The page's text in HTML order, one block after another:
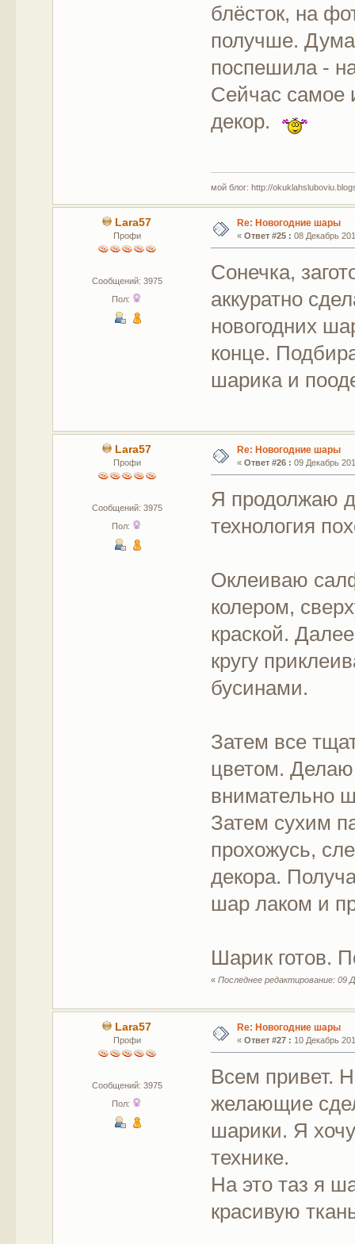
блёсток, на
получше.
поспешила -
Сейчас самое
декор.
мой блог: http://
Lara57
Профи
Сообщений: 3975
Пол:
Re: Новогодние шары
« Ответ #25 : 08 Декабрь
Сонечка,
аккуратно
новогодних
конце.
шарика и
Lara57
Профи
Сообщений: 3975
Пол:
Re: Новогодние шары
« Ответ #26 : 09 Декабрь
Я продолжаю
технология
Оклеиваю
колером,
краской.
кругу
бусинами.
Затем все
цветом. Делаю
внимательно
Затем сухим
прохожусь,
декора.
шар лаком и
Шарик готов.
«Последнее редактирование: 09
Lara57
Профи
Сообщений: 3975
Пол:
Re: Новогодние шары
« Ответ #27 : 10 Декабрь
Всем привет.
желающие
шарики. Я
технике.
На это таз я
красивую